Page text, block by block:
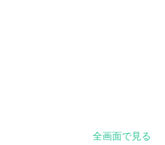
全画面で見る